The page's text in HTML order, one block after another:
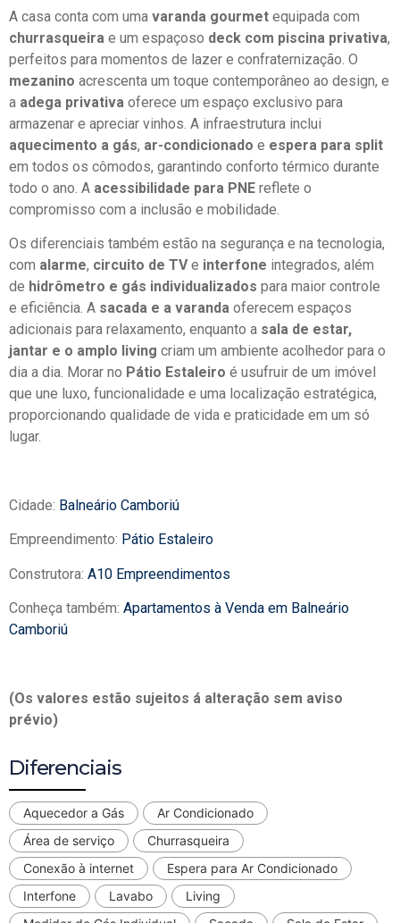
A casa conta com uma varanda gourmet equipada com
churrasqueira e um espaçoso deck com piscina privativa,
perfeitos para momentos de lazer e confraternização. O
mezanino acrescenta um toque contemporâneo ao design, e
a adega privativa oferece um espaço exclusivo para
armazenar e apreciar vinhos. A infraestrutura inclui
aquecimento a gás, ar-condicionado e espera para split
em todos os cômodos, garantindo conforto térmico durante
todo o ano. A acessibilidade para PNE reflete o
compromisso com a inclusão e mobilidade.
Os diferenciais também estão na segurança e na tecnologia,
com alarme, circuito de TVe interfone integrados, além
de hidrômetro e gás individualizados para maior controle
e eficiência. A sacada e a varanda oferecem espaços
adicionais para relaxamento, enquanto a sala de estar,
jantar e o amplo living criam um ambiente acolhedor para o
dia a dia. Morar no Pátio Estaleiro é usufruir de um imóvel
que une luxo, funcionalidade e uma localização estratégica,
proporcionando qualidade de vida e praticidade em um só
lugar.
Cidade: Balneário Camboriú
Empreendimento: Pátio Estaleiro
Construtora: A10 Empreendimentos
Conheça também: Apartamentos à Venda em Balneário
Camboriú
(Os valores estão sujeitos á alteração sem aviso
prévio)
Diferenciais
Aquecedor a Gás
Ar Condicionado
Área de serviço
Churrasqueira
Conexão à internet
Espera para Ar Condicionado
Interfone
Lavabo
Living